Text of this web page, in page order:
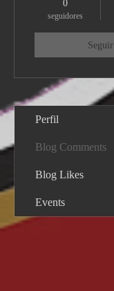
0
seguidores
Seguir
Perfil
Blog Comments
Blog Likes
Events